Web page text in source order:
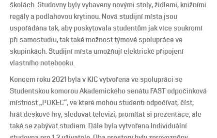
školách. Studovny byly vybaveny novými stoly, židlemi, knižními
regály a podlahovou krytinou. Nová studijní místa jsou
uspořádána tak, aby poskytovala studentům jak více soukromí
při samostudiu, tak také možnost týmové spolupráce ve
skupinkách. Studijní místa umožňují elektrické připojení
vlastního notebooku.
Koncem roku 2021 byla v KIC vytvořena ve spolupráci se
Studentskou komorou Akademického senátu FAST odpočinková
místnost „POKEC“, ve které mohou studenti odpočívat, číst,
hrát deskové hry, sledovat televizi, promítat si prezentace, ale
také se zabývat studiem. Dále byla vytvořena Individuální